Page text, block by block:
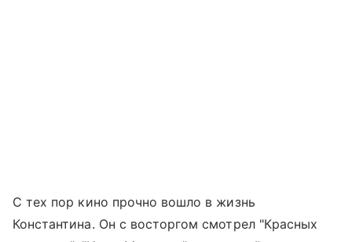
С тех пор кино прочно вошло в жизнь
Константина. Он с восторгом смотрел "Красных